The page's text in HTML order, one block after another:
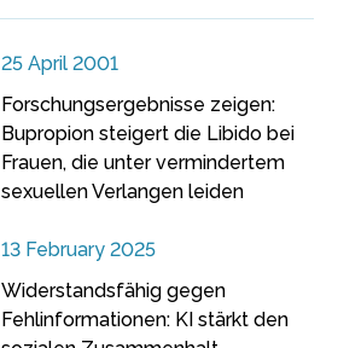
25 April 2001
Forschungsergebnisse zeigen:
Bupropion steigert die Libido bei
Frauen, die unter vermindertem
sexuellen Verlangen leiden
13 February 2025
Widerstandsfähig gegen
Fehlinformationen: KI stärkt den